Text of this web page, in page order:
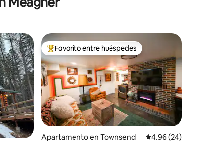
Favorito entre huéspedes preferido
Favorito entre huéspedes
Apartamento en Townsend Calificación
4.96 (24)